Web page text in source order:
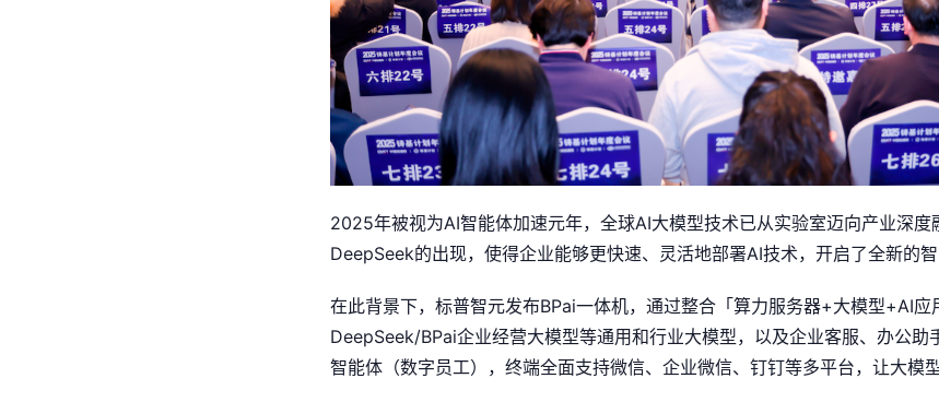
2025年被视为AI智能体加速元年，全球AI大模型技术已从实验室迈向产业深度
DeepSeek的出现，使得企业能够更快速、灵活地部署AI技术，开启了全新的智
在此背景下，标普智元发布BPai一体机，通过整合「算力服务器+大模型+AI应
DeepSeek/BPai企业经营大模型等通用和行业大模型，以及企业客服、办公助
智能体（数字员工），终端全面支持微信、企业微信、钉钉等多平台，让大模型